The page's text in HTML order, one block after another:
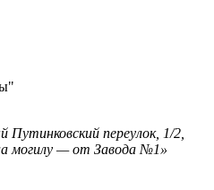
переулок, 1/2,
могилу — от Завода №1»